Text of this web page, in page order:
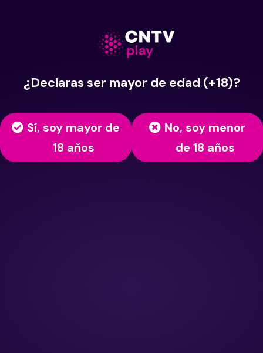
¿Declaras ser mayor de edad (+18)?
Sí, soy mayor de
18 años
No, soy menor
de 18 años